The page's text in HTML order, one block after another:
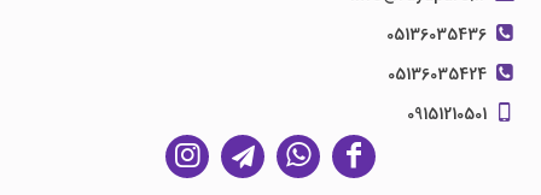
05136035436
05136035424
09151210501